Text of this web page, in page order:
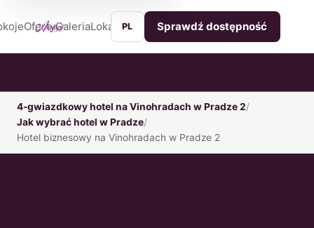
OfertyGaleriaLokalizacja UsługiKontakt
PL Sprawdź dostępność
4-gwiazdkowy hotel na Vinohradach w Pradze 2
Jak wybrać hotel w Pradze
Hotel biznesowy na Vinohradach w Pradze 2